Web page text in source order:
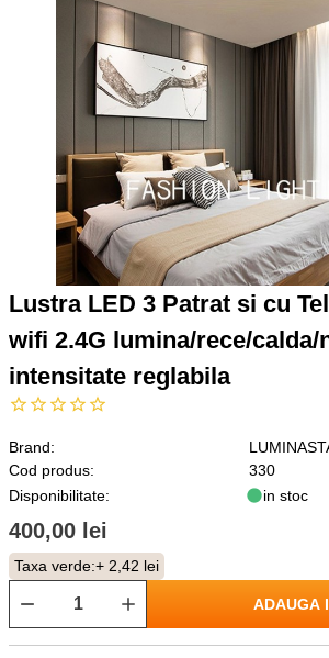
Lustra LED 3 Patrat si cu
wifi 2.4G lumina/rece/calda/
intensitate reglabila
Brand:
Cod produs:
330
Disponibilitate:
in stoc
400,00 lei
Taxa verde:+ 2,42 lei
ADAUGA